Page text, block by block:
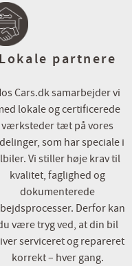
Lokale partnere
Cars.dk samarbejder vi
lokale og certificerede
værksteder tæt på vores
som har speciale i
Vi stiller høje krav til
kvalitet, faglighed og
dokumenterede
Derfor kan
være tryg ved, at din bil
serviceret og repareret
korrekt – hver gang.